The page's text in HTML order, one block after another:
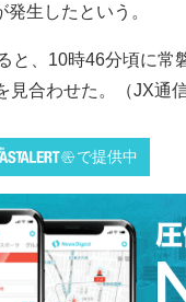
生したという。
と、10時46分頃に常
見合わせた。（JX通
で提供中